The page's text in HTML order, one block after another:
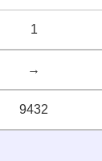
1
→
9432